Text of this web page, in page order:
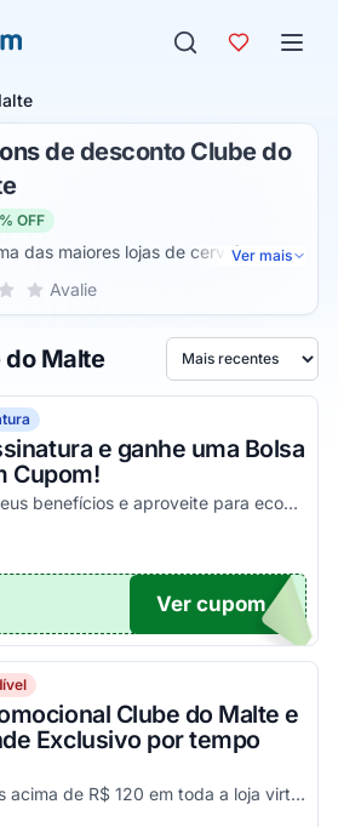
de desconto Clube do
OFF
das maiores lojas de cerveja
seu site oficial é possível conferir
o melhor da cerveja
tendência nos últimos anos.
Ver mais
Clube do Malte, de 1 a 5 estrelas
5 estrelas
4 estrelas
Avalie
do Malte Ordenar por
e ganhe uma Bolsa
Cupom!
Usufrua de todos os seus benefícios e aproveite para economizar agora mesmo!
NETA
Ver cupom
Clube do Malte e
Exclusivo por tempo
Aplicável nas compras acima de R$ 120 em toda a loja virtual. Aproveite!